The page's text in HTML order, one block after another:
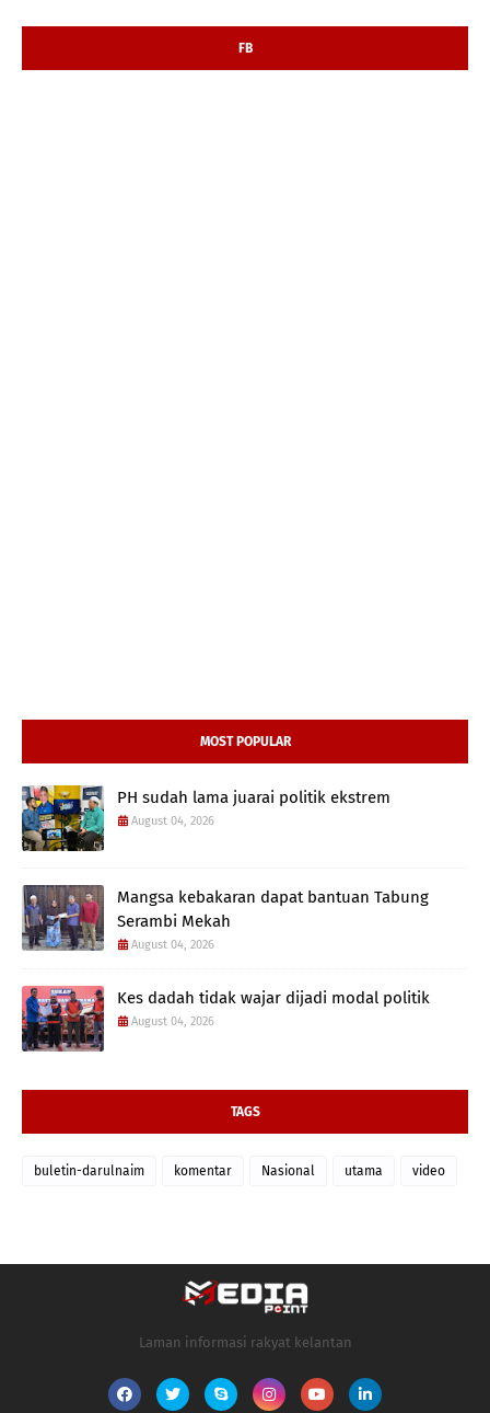
FB
MOST POPULAR
PH sudah lama juarai politik ekstrem
August 04, 2026
Mangsa kebakaran dapat bantuan Tabung
Serambi Mekah
August 04, 2026
Kes dadah tidak wajar dijadi modal politik
August 04, 2026
TAGS
buletin-darulnaim komentar Nasional utama video
Laman informasi rakyat kelantan